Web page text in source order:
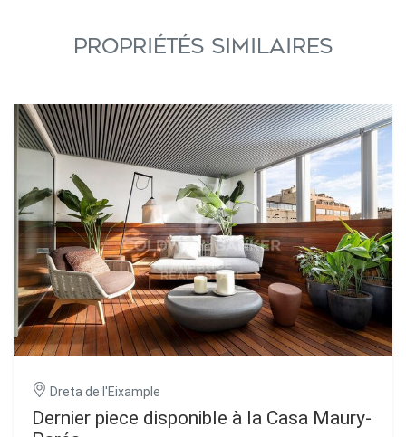
PROPRIÉTÉS SIMILAIRES
Dreta de l'Eixample
Dernier piece disponible à la Casa Maury-